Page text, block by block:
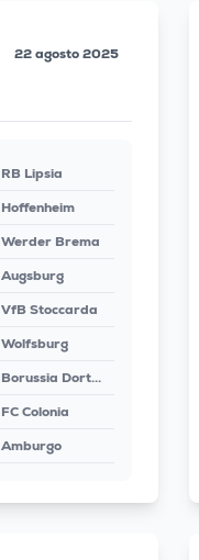
22 agosto 2025
RB Lipsia
Hoffenheim
Werder Brema
Augsburg
VfB Stoccarda
Wolfsburg
Borussia Dortmund
FC Colonia
Amburgo